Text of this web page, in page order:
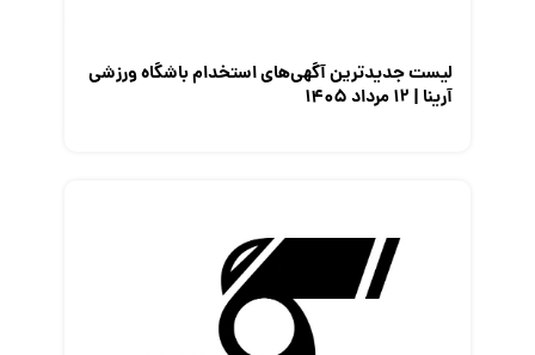
لیست جدیدترین آگهی‌های استخدام باشگاه ورزشی
آرینا | ۱۲ مرداد ۱۴۰۵